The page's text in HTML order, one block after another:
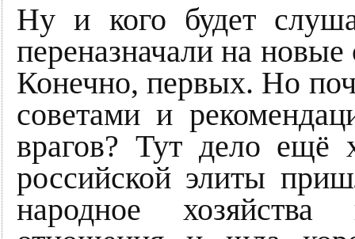
Ну и кого будет
переназначали на
Конечно, первых. Но
советами и
врагов? Тут дело
российской элиты
народное